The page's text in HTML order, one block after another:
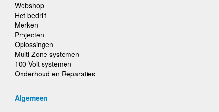
Webshop
Het bedrijf
Merken
Projecten
Oplossingen
Multi Zone systemen
100 Volt systemen
Onderhoud en Reparaties
Algemeen